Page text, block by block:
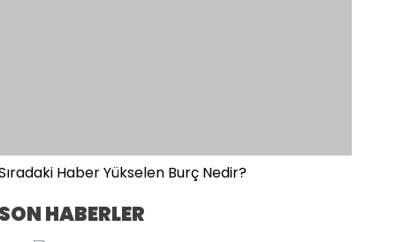
HaberYükselen Burç Nedir?
HABERLER